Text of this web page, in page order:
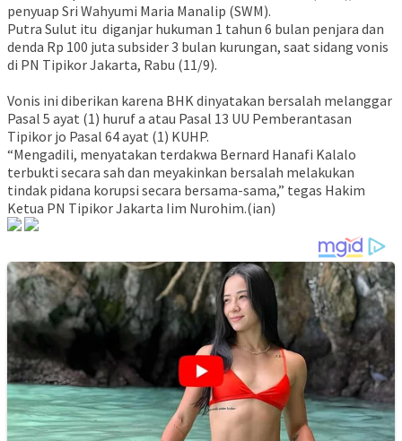
penyuap Sri Wahyumi Maria Manalip (SWM).
Putra Sulut itu diganjar hukuman 1 tahun 6 bulan penjara dan
denda Rp 100 juta subsider 3 bulan kurungan, saat sidang vonis
di PN Tipikor Jakarta, Rabu (11/9).
Vonis ini diberikan karena BHK dinyatakan bersalah melanggar
Pasal 5 ayat (1) huruf a atau Pasal 13 UU Pemberantasan
Tipikor jo Pasal 64 ayat (1) KUHP.
“Mengadili, menyatakan terdakwa Bernard Hanafi Kalalo
terbukti secara sah dan meyakinkan bersalah melakukan
tindak pidana korupsi secara bersama-sama,” tegas Hakim
Ketua PN Tipikor Jakarta Iim Nurohim.(ian)